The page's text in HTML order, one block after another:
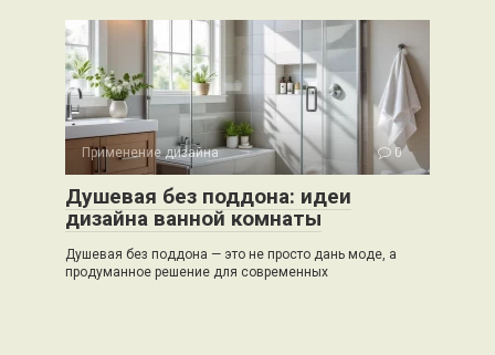
Применение дизайна 0
Душевая без поддона: идеи
дизайна ванной комнаты
Душевая без поддона — это не просто дань моде, а
продуманное решение для современных